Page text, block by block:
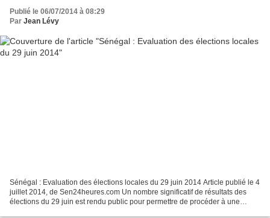
Publié le 06/07/2014 à 08:29
Par Jean Lévy
Sénégal : Evaluation des élections locales du 29 juin 2014 Article publié le 4
juillet 2014, de Sen24heures.com Un nombre significatif de résultats des
élections du 29 juin est rendu public pour permettre de procéder à une